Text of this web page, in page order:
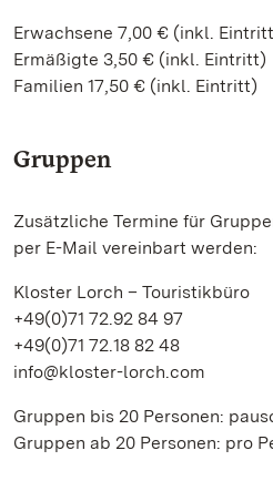
Erwachsene 7,00 € (inkl.
Ermäßigte 3,50 € (inkl. Eintritt)
Familien 17,50 € (inkl. Eintritt)
Gruppen
Zusätzliche Termine für
per E-Mail vereinbart werden:
Kloster Lorch – Touristikbüro
+49(0)71 72.92 84 97
+49(0)71 72.18 82 48
info@kloster-lorch.com
Gruppen bis 20 Personen:
Gruppen ab 20 Personen: pro